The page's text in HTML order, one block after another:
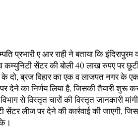
प्रभारी ए आर राही ने बताया कि
सेंटर की बोली 40 लाख रुपए पर
दो, ब्रज विहार का एक व लाजपत नगर के
देने का निर्णय लिया है, जिसकी तैयारी शुरू
से विस्तृत चारों की विस्तृत जानकारी
सेंटर लीज पर देने की कार्रवाई की